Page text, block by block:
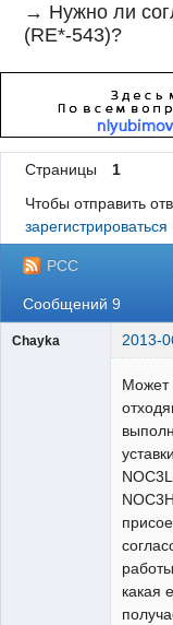
→ Нужно ли
(RE*-543)?
Страницы
1
Чтобы отправить
зарегистрироваться
РСС
Сообщений 9
Chayka 2013-
Может
какая